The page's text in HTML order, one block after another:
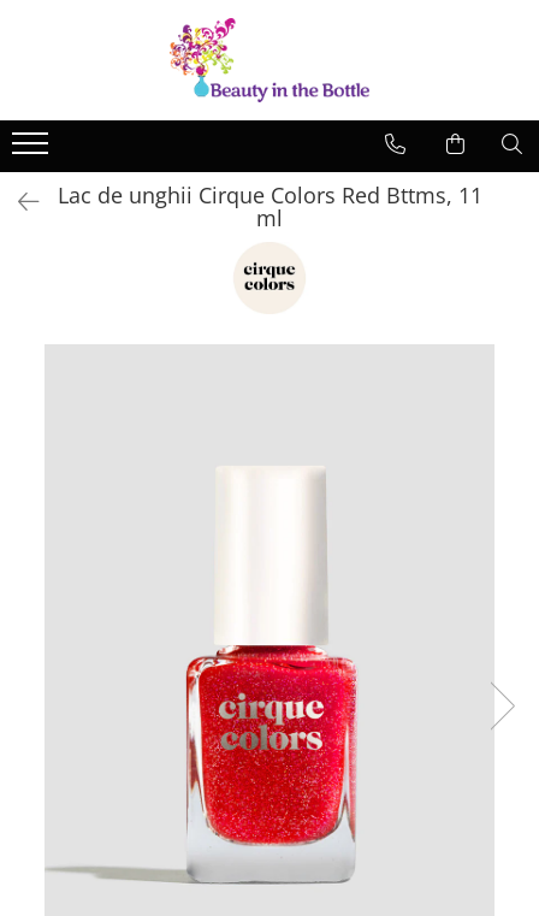
OPI
ILNP
Zoya
Base coat
Top Coat
IngrijireLac de unghii Cirque Colors Red Bttms, 11
ml